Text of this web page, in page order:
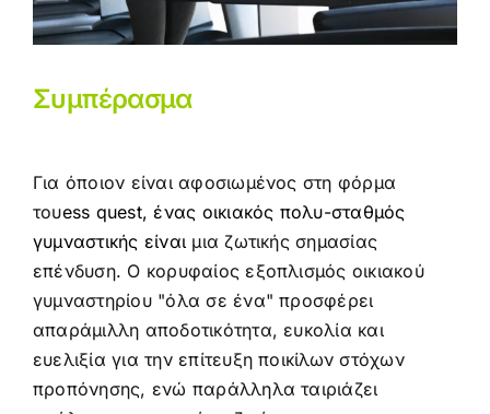
Συμπέρασμα
Για όποιον είναι αφοσιωμένος στη φόρμα
τουess quest, ένας οικιακός πολυ-σταθμός
γυμναστικής είναι μια ζωτικής σημασίας
επένδυση. Ο κορυφαίος εξοπλισμός οικιακού
γυμναστηρίου "όλα σε ένα" προσφέρει
απαράμιλλη αποδοτικότητα, ευκολία και
ευελιξία για την επίτευξη ποικίλων στόχων
προπόνησης, ενώ παράλληλα ταιριάζει